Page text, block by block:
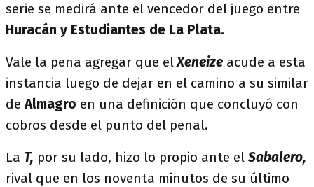
serie se medirá ante el vencedor del juego entre
Huracán y Estudiantes de La Plata.
Vale la pena agregar que elXeneize acude a esta
instancia luego de dejar en el camino a su similar
deAlmagro en una definición que concluyó con
cobros desde el punto del penal.
La T, por su lado, hizo lo propio ante el Sabalero,
rival que en los noventa minutos de su último